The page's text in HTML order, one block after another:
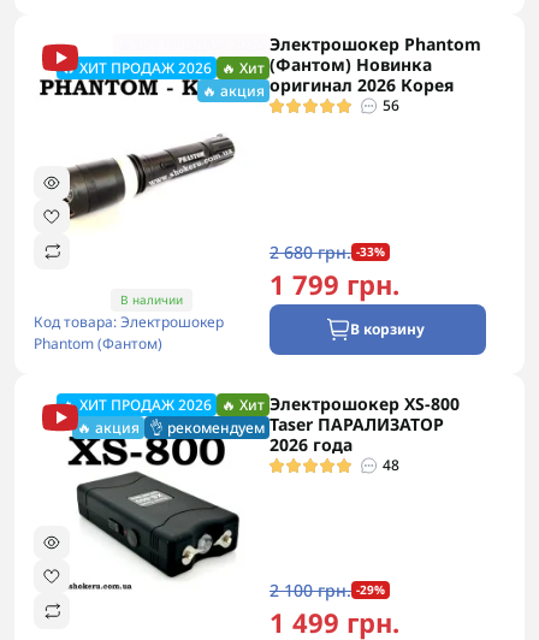
🔥 ХИТ ПРОДАЖ 2026 🔥 Хит
🔥 акция
В наличии
Код товара: Электрошокер
Phantom (Фантом)
Электрошокер Phantom
(Фантом) Новинка
оригинал 2026 Корея
56
2 680 грн. -33%
1 799 грн.
В корзину
🔥 ХИТ ПРОДАЖ 2026 🔥 Хит
🔥 акция 👌 рекомендуем
Электрошокер XS-800
Taser ПАРАЛИЗАТОР
2026 года
48
2 100 грн. -29%
1 499 грн.